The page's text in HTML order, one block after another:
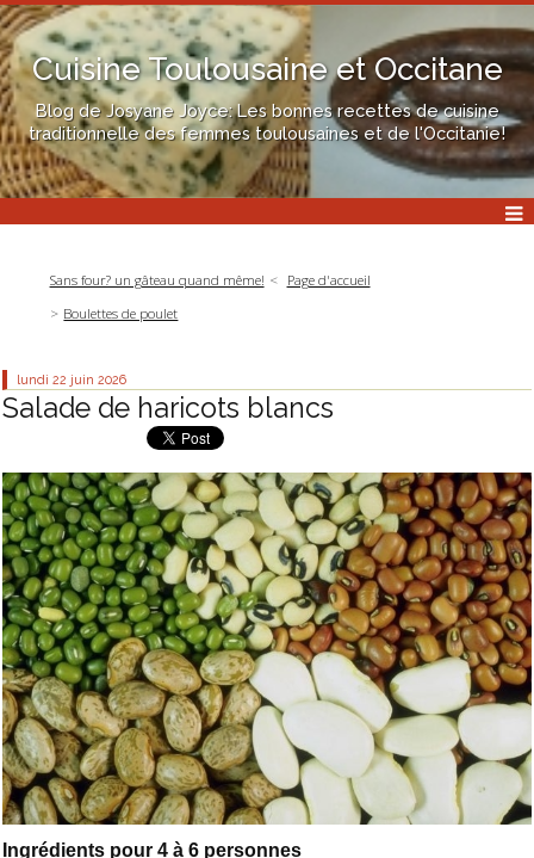
Cuisine Toulousaine et Occitane
Blog de Josyane Joyce: Les bonnes recettes de cuisine
traditionnelle des femmes toulousaines et de l'Occitanie!
Sans four? un gâteau quand même!
Page d'accueil
Boulettes de poulet
lundi 22 juin 2026
Salade de haricots blancs
Ingrédients pour 4 à 6 personnes